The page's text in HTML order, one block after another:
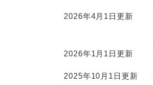
2026年4月1日更新
2026年1月1日更新
2025年10月1日更新